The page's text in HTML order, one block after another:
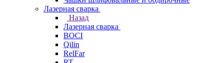
Лазерная сварка
Назад
Лазерная сварка
BOCI
Qilin
RelFar